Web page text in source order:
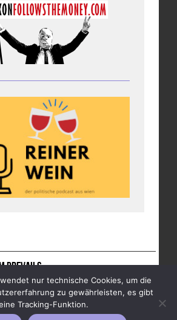
Prevails
NEWSLETTER
IMPRESSUM
nur technische Cookies, um die
zu gewährleisten, es gibt
Tracking-Funktion.